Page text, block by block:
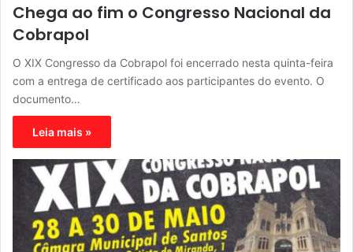
Chega ao fim o Congresso Nacional da
Cobrapol
O XIX Congresso da Cobrapol foi encerrado nesta quinta-feira
com a entrega de certificado aos participantes do evento. O
documento…
Leia mais »